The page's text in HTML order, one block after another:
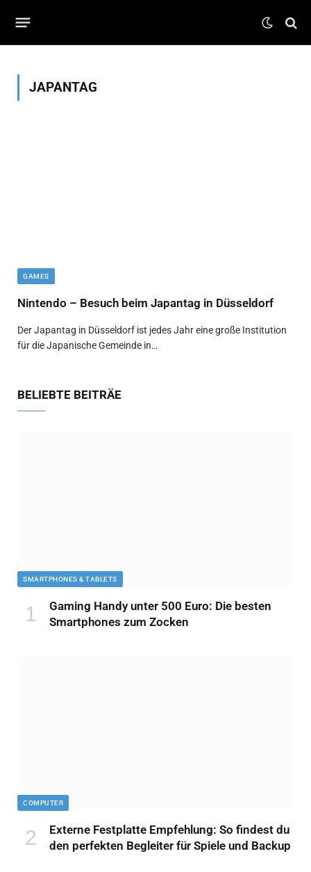
JAPANTAG
GAMES
Nintendo – Besuch beim Japantag in Düsseldorf
Der Japantag in Düsseldorf ist jedes Jahr eine große Institution
für die Japanische Gemeinde in…
BELIEBTE BEITRÄE
SMARTPHONES & TABLETS
Gaming Handy unter 500 Euro: Die besten
Smartphones zum Zocken
COMPUTER
Externe Festplatte Empfehlung: So findest du
den perfekten Begleiter für Spiele und Backup